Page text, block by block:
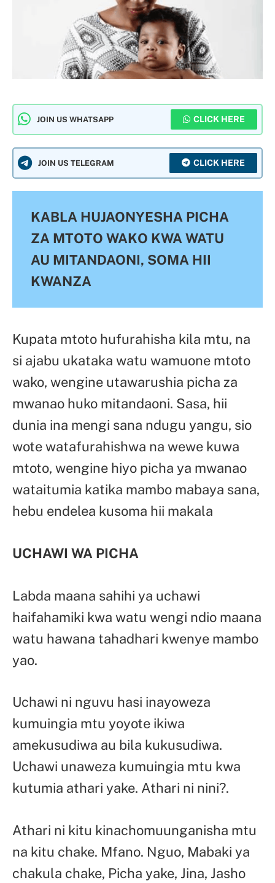
JOIN US WHATSAPP CLICK HERE
JOIN US TELEGRAM CLICK HERE
KABLA HUJAONYESHA PICHA
ZA MTOTO WAKO KWA WATU
AU MITANDAONI, SOMA HII
KWANZA
Kupata mtoto hufurahisha kila mtu, na
si ajabu ukataka watu wamuone mtoto
wako, wengine utawarushia picha za
mwanao huko mitandaoni. Sasa, hii
dunia ina mengi sana ndugu yangu, sio
wote watafurahishwa na wewe kuwa
mtoto, wengine hiyo picha ya mwanao
wataitumia katika mambo mabaya sana,
hebu endelea kusoma hii makala
UCHAWI WA PICHA
Labda maana sahihi ya uchawi
haifahamiki kwa watu wengi ndio maana
watu hawana tahadhari kwenye mambo
yao.
Uchawi ni nguvu hasi inayoweza
kumuingia mtu yoyote ikiwa
amekusudiwa au bila kukusudiwa.
Uchawi unaweza kumuingia mtu kwa
kutumia athari yake. Athari ni nini?.
Athari ni kitu kinachomuunganisha mtu
na kitu chake. Mfano. Nguo, Mabaki ya
chakula chake, Picha yake, Jina, Jasho